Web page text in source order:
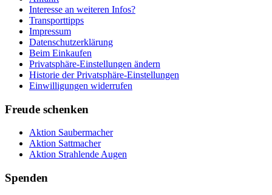
Interesse an weiteren Infos?
Transporttipps
Impressum
Datenschutzerklärung
Beim Einkaufen
Privatsphäre-Einstellungen ändern
Historie der Privatsphäre-Einstellungen
Einwilligungen widerrufen
Freude schenken
Aktion Saubermacher
Aktion Sattmacher
Aktion Strahlende Augen
Spenden